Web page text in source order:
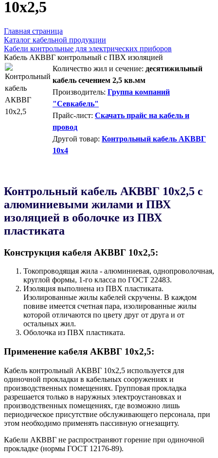
10х2,5
Главная страница
Каталог кабельной продукции
Кабели контрольные для электрических приборов
Кабель АКВВГ контрольный с ПВХ изоляцией
Количество жил и сечение: десятижильный
кабель сечением 2,5 кв.мм
Производитель: Группа компаний
"Севкабель"
Прайс-лист: Скачать прайс на кабель и
провод
Другой товар: Контрольный кабель АКВВГ
10х4
Контрольный кабель AКВВГ 10х2,5 с
алюминиевыми жилами и ПВХ
изоляцией в оболочке из ПВХ
пластиката
Конструкция кабеля AКВВГ 10х2,5:
Токопроводящая жила - алюминиевая, однопроволочная,
круглой формы, 1-го класса по ГОСТ 22483.
Изоляция выполнена из ПВХ пластиката.
Изолированные жилы кабелей скручены. В каждом
повиве имеется счетная пара, изолированные жилы
которой отличаются по цвету друг от друга и от
остальных жил.
Оболочка из ПВХ пластиката.
Применение кабеля AКВВГ 10х2,5:
Кабель контрольный AКВВГ 10х2,5 используется для
одиночной прокладки в кабельных сооружениях и
производственных помещениях. Групповая прокладка
разрешается только в наружных электроустановках и
производственных помещениях, где возможно лишь
периодическое присутствие обслуживающего персонала, при
этом необходимо применять пассивную огнезащиту.
Кабели АКВВГ не распространяют горение при одиночной
прокладке (нормы ГОСТ 12176-89).